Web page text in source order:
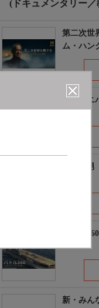
(ドキュメンタリー／
第二次世
ム・ハン
ザ・ユ
ザ・森男
バトル360
新・みん